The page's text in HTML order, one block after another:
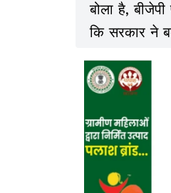
बोला है,
कि सरकार ने
ठोस परिणाम